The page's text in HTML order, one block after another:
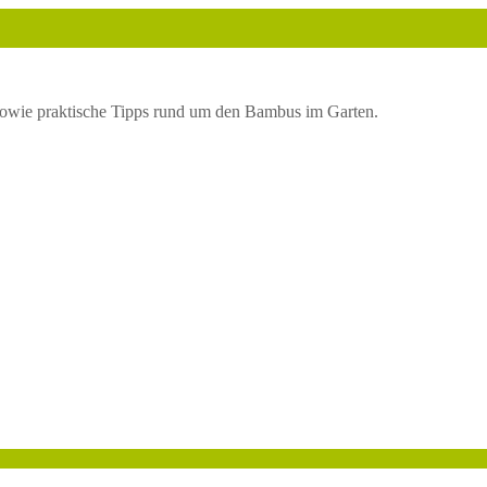
praktische Tipps rund um den Bambus im Garten.